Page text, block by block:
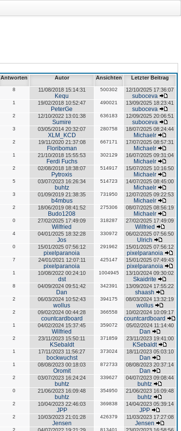
Antworten Autor Ansichten Letzter Beitrag
8 11/08/2018 15:14:31
Kequ
500302 12/10/2025 17:36:07
suboceva
1 19/02/2018 10:52:47
PeterGe
490021 13/09/2025 18:23:41
suboceva
2 12/10/2022 13:01:38
Sumire
636183 12/09/2025 20:06:51
suboceva
3 03/05/2014 20:32:07
XLM_KCD
280758 18/07/2025 08:24:44
Michaelr
2 19/11/2020 21:37:08
Floriboman
667171 17/07/2025 08:57:31
Michaelr
1 21/10/2018 15:55:53
Ferdi Fuchs
302129 16/07/2025 09:31:04
Michaelr
2 02/08/2018 18:38:07
Pytroxis
514917 15/07/2025 10:16:50
Michaelr
5 03/07/2023 16:26:34
buhtz
514723 14/07/2025 08:45:00
Michaelr
3 01/09/2019 21:38:35
b4mbus
731950 12/07/2025 09:22:53
Michaelr
2 18/06/2019 08:41:52
Budo1208
275306 08/07/2025 08:56:19
Michaelr
0 27/02/2025 17:49:09
Wilfried
318287 27/02/2025 17:49:09
Wilfried
4 04/01/2025 18:32:28
Jos
330972 06/02/2025 07:56:50
Ulrich
0 15/01/2025 07:56:12
pixelparanoia
291962 15/01/2025 07:56:12
pixelparanoia
7 24/01/2021 12:07:11
pixelparanoia
425147 15/01/2025 07:49:43
pixelparanoia
1 10/08/2022 00:24:10
dst
1004945 13/10/2024 09:30:02
Skaidrite
8 04/09/2024 09:51:42
Dan
342391 13/09/2024 17:55:22
shaash
2 06/03/2024 10:52:43
wollus
394175 08/03/2024 13:32:19
wollus
2 09/02/2024 00:44:28
countcardboard
366558 10/02/2024 10:09:17
countcardboard
1 04/02/2024 15:37:45
Wilfried
359072 05/02/2024 11:14:40
Dan
2 23/11/2023 15:50:11
KSebaldt
371859 23/11/2023 19:41:00
KSebaldt
1 17/11/2023 11:56:27
bockwuchst
373024 18/11/2023 05:03:10
Dan
1 08/08/2023 00:18:03
Oromit
872733 08/08/2023 20:37:14
Dan
2 03/07/2023 16:24:24
buhtz
339627 04/07/2023 09:08:44
buhtz
0 21/06/2023 16:09:48
buhtz
354950 21/06/2023 16:09:48
buhtz
2 10/04/2023 22:46:03
JPP
369838 14/04/2023 05:39:14
JPP
2 10/03/2023 21:01:28
Jensen
426379 11/03/2023 17:27:08
Jensen
2 813401